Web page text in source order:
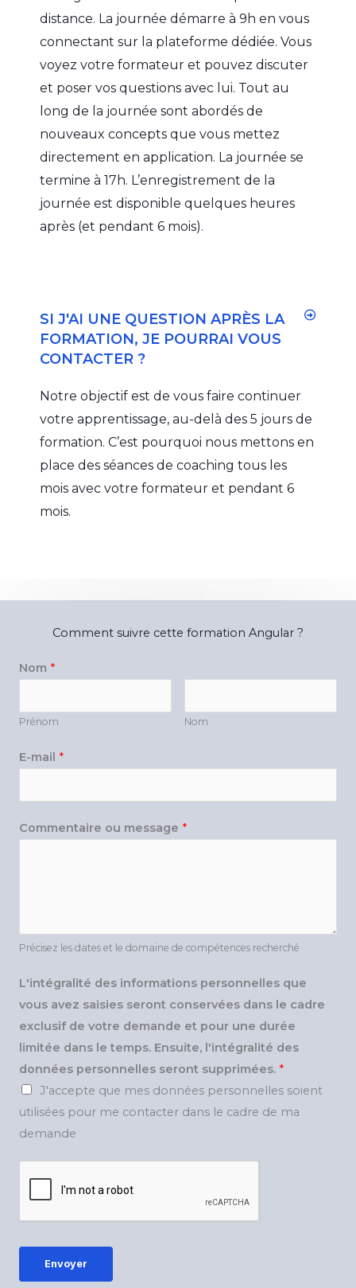
distance. La journée démarre à 9h en vous
connectant sur la plateforme dédiée. Vous
voyez votre formateur et pouvez discuter
et poser vos questions avec lui. Tout au
long de la journée sont abordés de
nouveaux concepts que vous mettez
directement en application. La journée se
termine à 17h. L’enregistrement de la
journée est disponible quelques heures
après (et pendant 6 mois).
SI J'AI UNE QUESTION APRÈS LA
FORMATION, JE POURRAI VOUS
CONTACTER ?
Notre objectif est de vous faire continuer
votre apprentissage, au-delà des 5 jours de
formation. C’est pourquoi nous mettons en
place des séances de coaching tous les
mois avec votre formateur et pendant 6
mois.
Comment suivre cette formation Angular ?
Nom *
Prénom Nom
E-mail *
Commentaire ou message *
Précisez les dates et le domaine de compétences recherché
L'intégralité des informations personnelles que
vous avez saisies seront conservées dans le cadre
exclusif de votre demande et pour une durée
limitée dans le temps. Ensuite, l'intégralité des
données personnelles seront supprimées. *
J'accepte que mes données personnelles soient
utilisées pour me contacter dans le cadre de ma
demande
Envoyer